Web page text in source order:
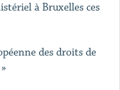
à Bruxelles ces
des droits de